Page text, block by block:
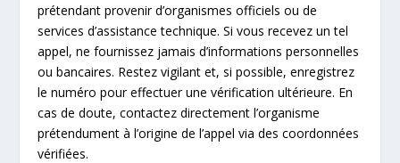
prétendant provenir d’organismes officiels ou de
services d’assistance technique. Si vous recevez un tel
appel, ne fournissez jamais d’informations personnelles
ou bancaires. Restez vigilant et, si possible, enregistrez
le numéro pour effectuer une vérification ultérieure. En
cas de doute, contactez directement l’organisme
prétendument à l’origine de l’appel via des coordonnées
vérifiées.